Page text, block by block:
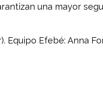
una mayor
Equipo Efebé: Anna